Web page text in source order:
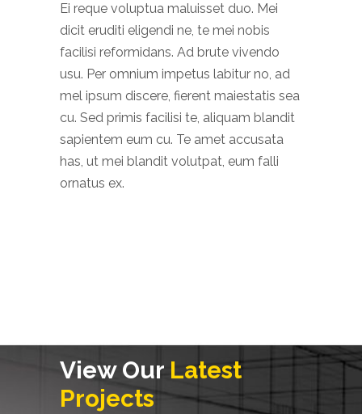
Ei reque voluptua maluisset duo. Mei
dicit eruditi eligendi ne, te mei nobis
facilisi reformidans. Ad brute vivendo
usu. Per omnium impetus labitur no, ad
mel ipsum discere, fierent maiestatis sea
cu. Sed primis facilisi te, aliquam blandit
sapientem eum cu. Te amet accusata
has, ut mei blandit volutpat, eum falli
ornatus ex.
View Our Latest
Projects